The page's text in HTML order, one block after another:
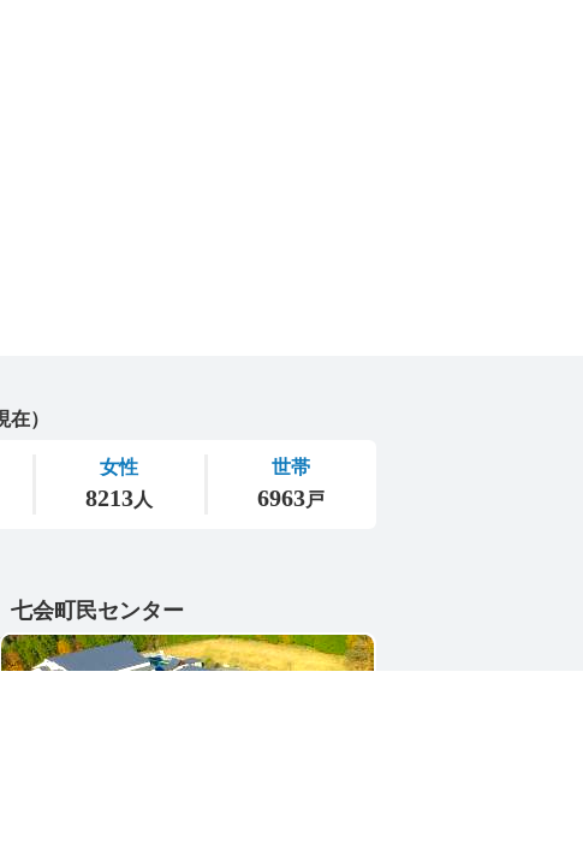
七会町民センター